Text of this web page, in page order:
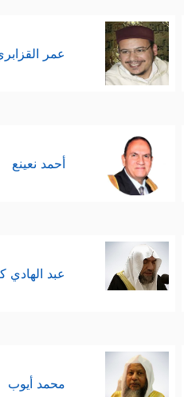
عمر
أحمد نعينع
عبد الهادي
محمد أيوب